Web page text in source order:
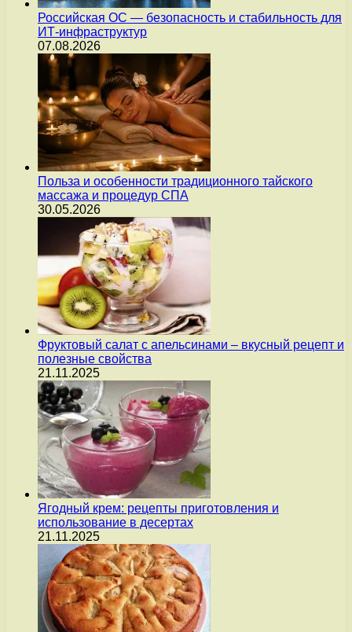
Российская ОС — безопасность и стабильность для
ИТ-инфраструктур
07.08.2026
Польза и особенности традиционного тайского
массажа и процедур СПА
30.05.2026
Фруктовый салат с апельсинами – вкусный рецепт и
полезные свойства
21.11.2025
Ягодный крем: рецепты приготовления и
использование в десертах
21.11.2025